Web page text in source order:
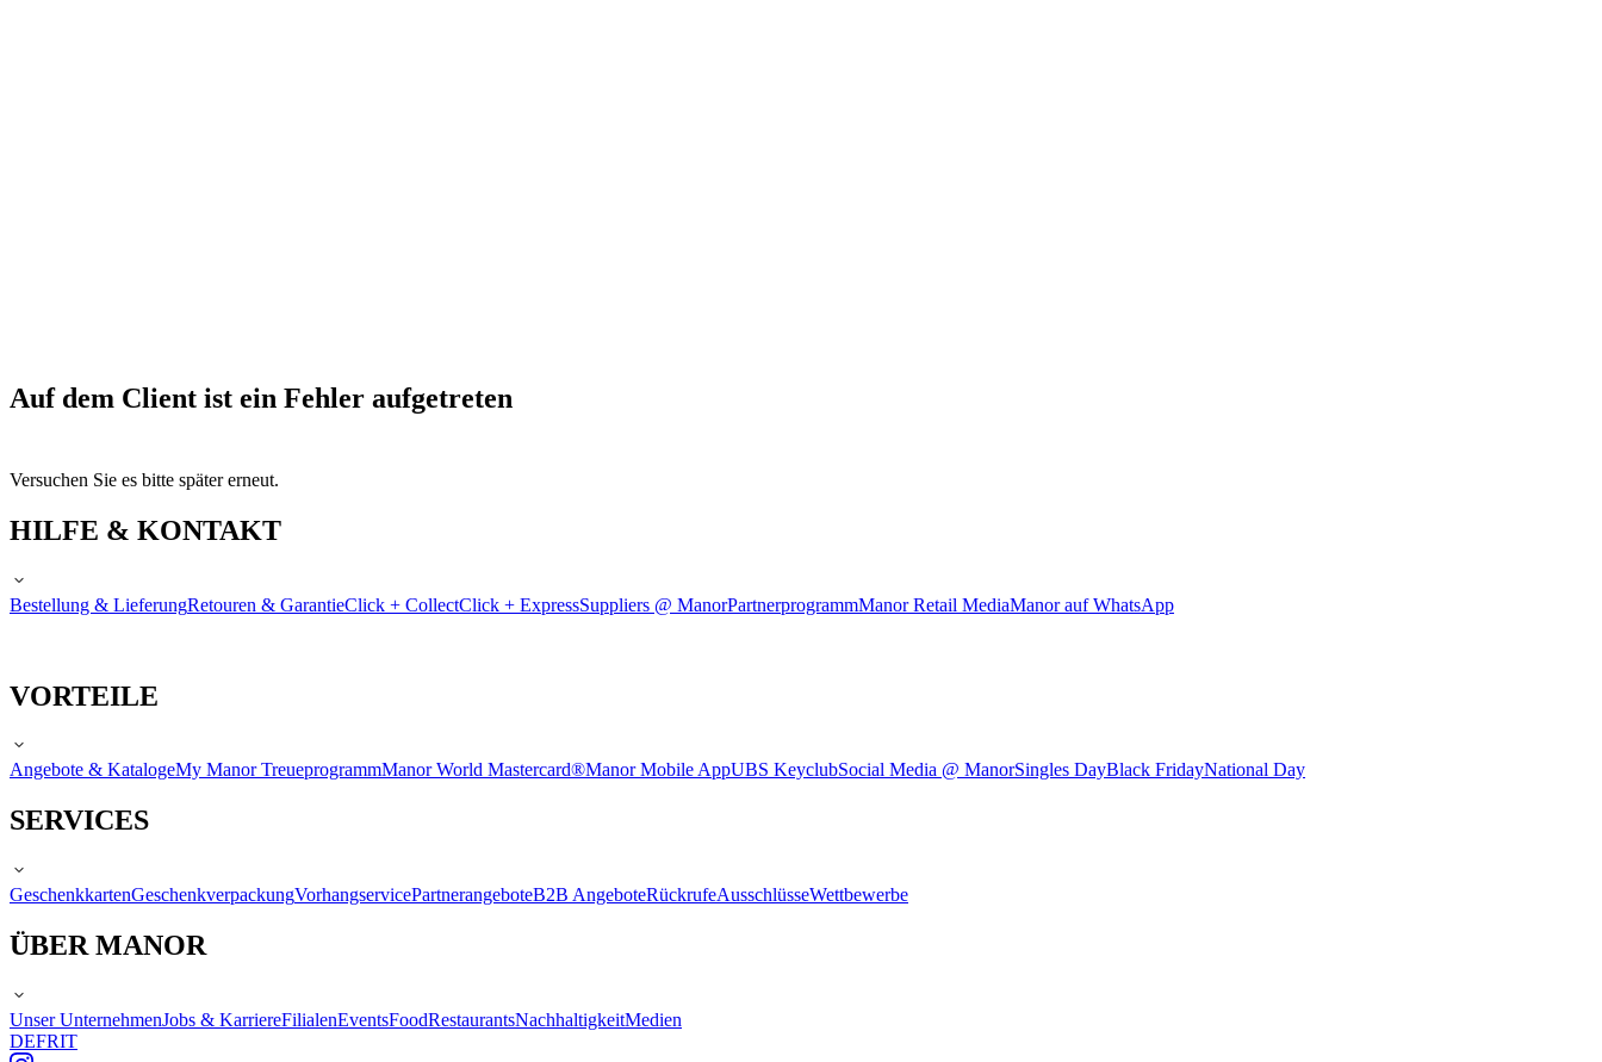
Auf dem Client ist ein Fehler aufgetreten
Versuchen Sie es bitte später erneut.
HILFE & KONTAKT
Bestellung & LieferungRetouren & GarantieClick + CollectClick + ExpressSuppliers @ ManorPartnerprogrammManor Retail MediaManor auf WhatsApp
VORTEILE
Angebote & KatalogeMy Manor TreueprogrammManor World Mastercard®Manor Mobile AppUBS KeyclubSocial Media @ ManorSingles DayBlack FridayNational Day
SERVICES
GeschenkkartenGeschenkverpackungVorhangservicePartnerangeboteB2B AngeboteRückrufeAusschlüsseWettbewerbe
ÜBER MANOR
Unser UnternehmenJobs & KarriereFilialenEventsFoodRestaurantsNachhaltigkeitMedien
DEFRIT